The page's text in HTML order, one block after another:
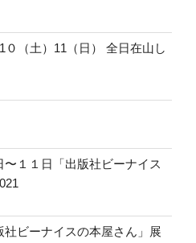
（土）11（日） 全日在山し
〜１１日「出版社ビーナイス
社ビーナイスの本屋さん」展